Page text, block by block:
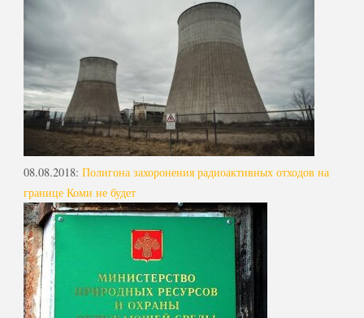
08.08.2018: Полигона захоронения радиоактивных отходов на
границе Коми не будет